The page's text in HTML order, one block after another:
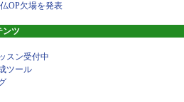
OP欠場を発表
ンツ
スン受付中
ツール